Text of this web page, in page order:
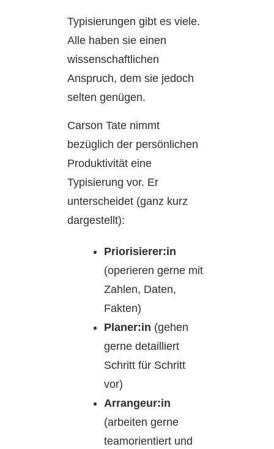
Typisierungen gibt es viele.
Alle haben sie einen
wissenschaftlichen
Anspruch, dem sie jedoch
selten genügen.
Carson Tate nimmt
bezüglich der persönlichen
Produktivität eine
Typisierung vor. Er
unterscheidet (ganz kurz
dargestellt):
Priorisierer:in
(operieren gerne mit
Zahlen, Daten,
Fakten)
Planer:in (gehen
gerne detailliert
Schritt für Schritt
vor)
Arrangeur:in
(arbeiten gerne
teamorientiert und